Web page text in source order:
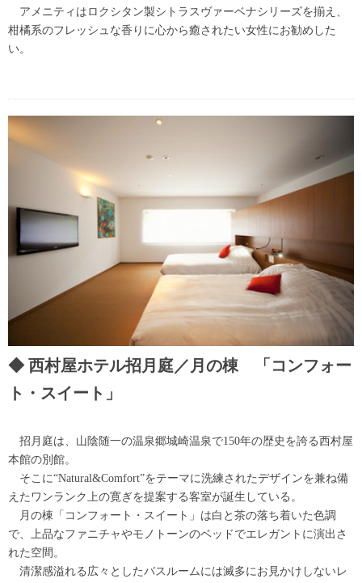
アメニティはロクシタン製シトラスヴァーベナシリーズを揃え、
柑橘系のフレッシュな香りに心から癒されたい女性にお勧めした
い。
西村屋ホテル招月庭／月の棟 「コンフォー
ト・スイート」
招月庭は、山陰随一の温泉郷城崎温泉で150年の歴史を誇る西村屋
本館の別館。
そこに“Natural&Comfort”をテーマに洗練されたデザインを兼ね備
えたワンランク上の寛ぎを提案する客室が誕生している。
月の棟「コンフォート・スイート」は白と茶の落ち着いた色調
で、上品なファニチャやモノトーンのベッドでエレガントに演出さ
れた空間。
清潔感溢れる広々としたバスルームには滅多にお見かけしないレ